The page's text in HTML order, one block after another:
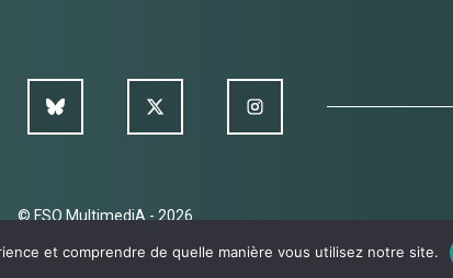
© FSO MultimediA - 2026
et comprendre de quelle manière vous utilisez notre site.